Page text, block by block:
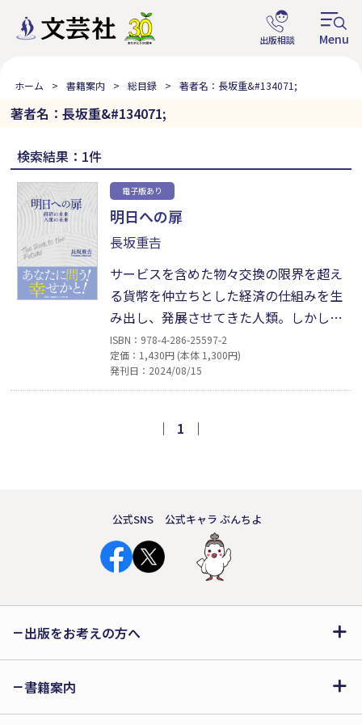
ホーム 書籍案内 総目録 著者名：長坂重&#134071;
著者名：長坂重&#134071;
検索結果：1件
電子版あり
明日への扉
長坂重𠮷
サービスを含めた物々交換の限界を超え
る貨幣を仲立ちとした経済の仕組みを生
み出し、発展させてきた人類。しかし
今、その命を育み成長させる自然環境及
び社会環境への経済活動がもたらす弊害
に苦悩し始めている。人類の歴史を経済
のための新たな仕組みを提案する。貨幣
ISBN：978-4-286-25597-2
定価：1,430円 (本体 1,300円)
発刊日：2024/08/15
｜ 1 ｜
公式SNS 公式キャラ ぶんちよ
出版をお考えの方へ
書籍案内